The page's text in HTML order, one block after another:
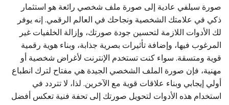
صورة سيلفي عادية إلى صورة ملف شخصي رائعة هو استثمار
ذكي في علامتك الشخصية ونجاحك في العالم الرقمي. إنه يوفر
لك الأدوات اللازمة لتحسين جودة صورتك، وإزالة الخلفيات غير
المرغوب فيها، وإضافة تأثيرات بصرية جذابة، وبناء هوية رقمية
قوية ومتسقة. سواء كنت تستخدم الإنترنت لأغراض شخصية أو
مهنية، فإن صورة الملف الشخصي الجيدة هي مفتاح لترك انطباع
أولي إيجابي وبناء علاقات قوية مع الآخرين. لذا، لا تتردد في
استخدام هذه الأدوات لتحويل صورتك إلى تحفة فنية تعكس أفضل